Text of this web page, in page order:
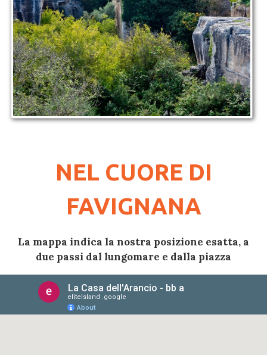
NEL CUORE DI
FAVIGNANA
La mappa indica la nostra posizione esatta, a
due passi dal lungomare e dalla piazza